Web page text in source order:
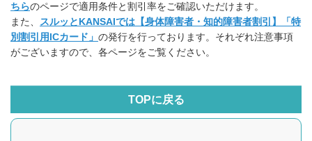
ちらのページで適用条件と割引率をご確認いただけます。
また、 スルッとKANSAIでは【身体障害者・知的障害者割引】「特
別割引用ICカード」 の発行を行っております。それぞれ注意事項
がございますので、各ページをご覧ください。
TOPに戻る